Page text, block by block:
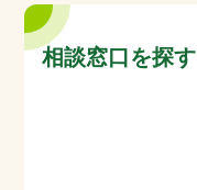
相談窓口を探す